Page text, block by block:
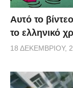
Αυτό το
το ελληνικό
18 ΔΕΚΕΜΒΡΊΟΥ,